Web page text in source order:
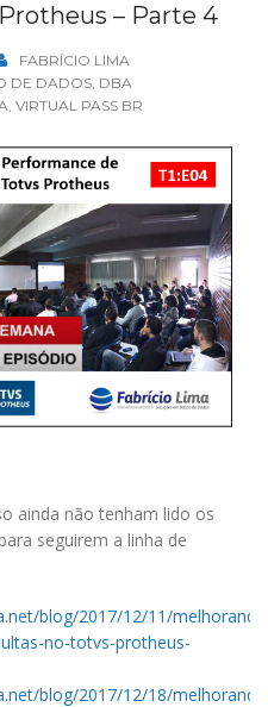
– Parte 4
FABRÍCIO LIMA
DE DADOS, DBA
, VIRTUAL PASS BR
ainda não tenham lido os
seguirem a linha de
blog/2017/12/11/
no-totvs-protheus-
blog/2017/12/18/